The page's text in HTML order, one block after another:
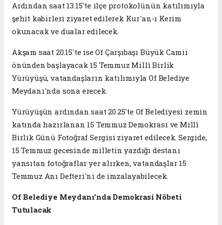
Ardından saat 13.15'te ilçe protokolünün katılımıyla
şehit kabirleri ziyaret edilerek Kur'an-ı Kerim
okunacak ve dualar edilecek.
Akşam saat 20.15'te ise Of Çarşıbaşı Büyük Camii
önünden başlayacak 15 Temmuz Millî Birlik
Yürüyüşü, vatandaşların katılımıyla Of Belediye
Meydanı'nda sona erecek.
Yürüyüşün ardından saat 20.25'te Of Belediyesi zemin
katında hazırlanan 15 Temmuz Demokrasi ve Millî
Birlik Günü Fotoğraf Sergisi ziyaret edilecek. Sergide,
15 Temmuz gecesinde milletin yazdığı destanı
yansıtan fotoğraflar yer alırken, vatandaşlar 15
Temmuz Anı Defteri'ni de imzalayabilecek.
Of Belediye Meydanı'nda Demokrasi Nöbeti
Tutulacak